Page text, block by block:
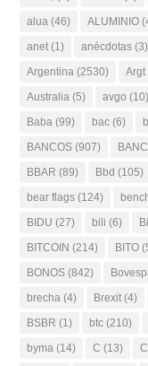
alua (46) ALUMINIO
anet (1) anécdotas (3)
Argentina (2530) Argt
Australia (5) avgo (10)
Baba (99) bac (6)
BANCOS (907)
BBAR (89) Bbd (105)
bear flags (124)
BIDU (27) bili (6)
BITCOIN (214) BITO
BONOS (842)
brecha (4) Brexit (4)
BSBR (1) btc (210)
byma (14) C (13)